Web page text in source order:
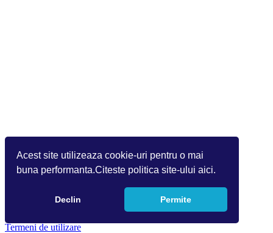
Acest site utilizeaza cookie-uri pentru o mai
buna performanta.Citeste politica site-ului aici.
Declin Permite
Termeni de utilizare